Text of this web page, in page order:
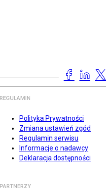
REGULAMIN
Polityka Prywatności
Zmiana ustawień zgód
Regulamin serwisu
Informacje o nadawcy
Deklaracja dostępności
PARTNERZY